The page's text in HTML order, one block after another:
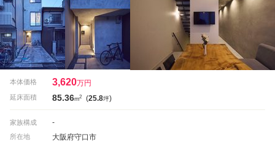
本体価格 3,620万円
延床面積 85.36m2 (25.8坪)
家族構成 -
所在地 大阪府守口市